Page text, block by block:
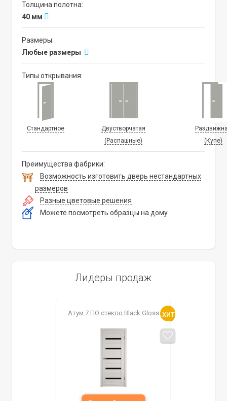
Толщина полотна:
40 мм
Размеры:
Любые размеры
Типы открывания:
Стандартное
Двустворчатая
(Распашные)
(Купе)
Преимущества фабрики:
Возможность изготовить дверь нестандартных
размеров
Разные цветовые решения
Можете посмотреть образцы на дому
Лидеры продаж
Атум 7 ПО стекло Black Gloss